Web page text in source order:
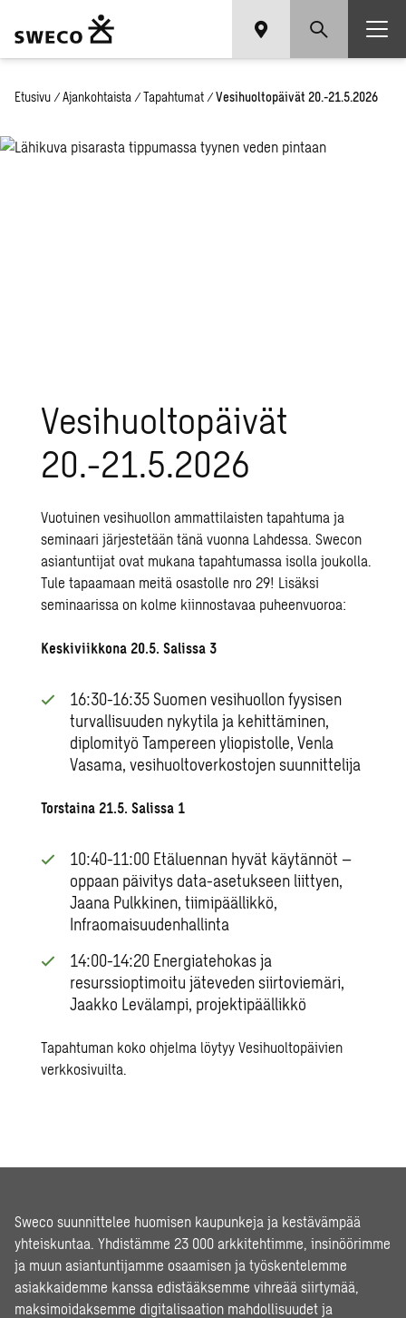
Etusivu / Ajankohtaista / Tapahtumat / Vesihuoltopäivät 20.-21.5.2026
Vesihuoltopäivät
20.-21.5.2026
Vuotuinen vesihuollon ammattilaisten tapahtuma ja
seminaari järjestetään tänä vuonna Lahdessa. Swecon
asiantuntijat ovat mukana tapahtumassa isolla joukolla.
Tule tapaamaan meitä osastolle nro 29! Lisäksi
seminaarissa on kolme kiinnostavaa puheenvuoroa:
Keskiviikkona 20.5. Salissa 3
16:30-16:35 Suomen vesihuollon fyysisen
turvallisuuden nykytila ja kehittäminen,
diplomityö Tampereen yliopistolle, Venla
Vasama, vesihuoltoverkostojen suunnittelija
Torstaina 21.5. Salissa 1
10:40-11:00 Etäluennan hyvät käytännöt –
oppaan päivitys data-asetukseen liittyen,
Jaana Pulkkinen, tiimipäällikkö,
Infraomaisuudenhallinta
14:00-14:20 Energiatehokas ja
resurssioptimoitu jäteveden siirtoviemäri,
Jaakko Levälampi, projektipäällikkö
Tapahtuman koko ohjelma löytyyVesihuoltopäivien
verkkosivuilta.
Sweco suunnittelee huomisen kaupunkeja ja kestävämpää
yhteiskuntaa. Yhdistämme 23 000 arkkitehtimme, insinöörimme
ja muun asiantuntijamme osaamisen ja työskentelemme
asiakkaidemme kanssa edistääksemme vihreää siirtymää,
maksimoidaksemme digitalisaation mahdollisuudet ja